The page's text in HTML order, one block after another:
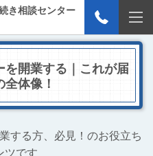
き相談センター
開業する｜これが届
体像！
する方、必見！のお役立ち
ツです